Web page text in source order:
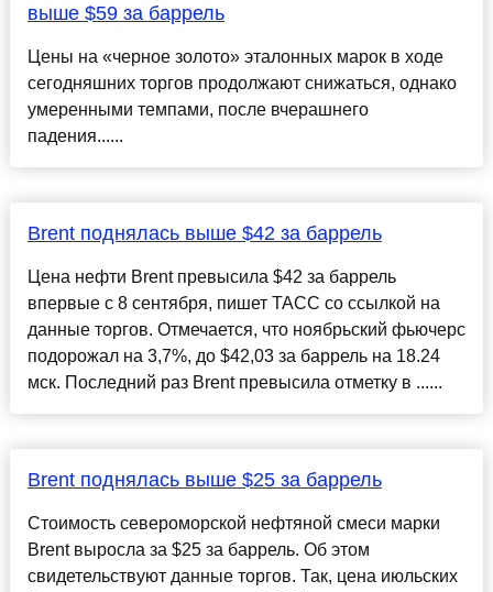
выше $59 за баррель
Цены на «черное золото» эталонных марок в ходе
сегодняшних торгов продолжают снижаться, однако
умеренными темпами, после вчерашнего
падения......
Brent поднялась выше $42 за баррель
Цена нефти Brent превысила $42 за баррель
впервые с 8 сентября, пишет ТАСС со ссылкой на
данные торгов. Отмечается, что ноябрьский фьючерс
подорожал на 3,7%, до $42,03 за баррель на 18.24
мск. Последний раз Brent превысила отметку в ......
Brent поднялась выше $25 за баррель
Стоимость североморской нефтяной смеси марки
Brent выросла за $25 за баррель. Об этом
свидетельствуют данные торгов. Так, цена июльских